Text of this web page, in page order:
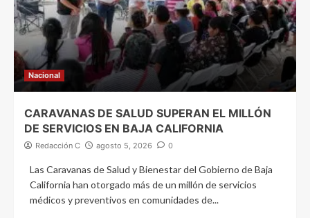
Nacional
CARAVANAS DE SALUD SUPERAN EL MILLÓN
DE SERVICIOS EN BAJA CALIFORNIA
Redacción C agosto 5, 2026 0
Las Caravanas de Salud y Bienestar del Gobierno de Baja
California han otorgado más de un millón de servicios
médicos y preventivos en comunidades de...